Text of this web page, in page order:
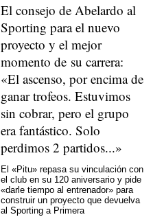
El consejo de Abelardo al
Sporting para el nuevo
proyecto y el mejor
momento de su carrera:
«El ascenso, por encima de
ganar trofeos. Estuvimos
sin cobrar, pero el grupo
era fantástico. Solo
perdimos 2 partidos...»
El «Pitu» repasa su vinculación con
el club en su 120 aniversario y pide
«darle tiempo al entrenador» para
construir un proyecto que devuelva
al Sporting a Primera